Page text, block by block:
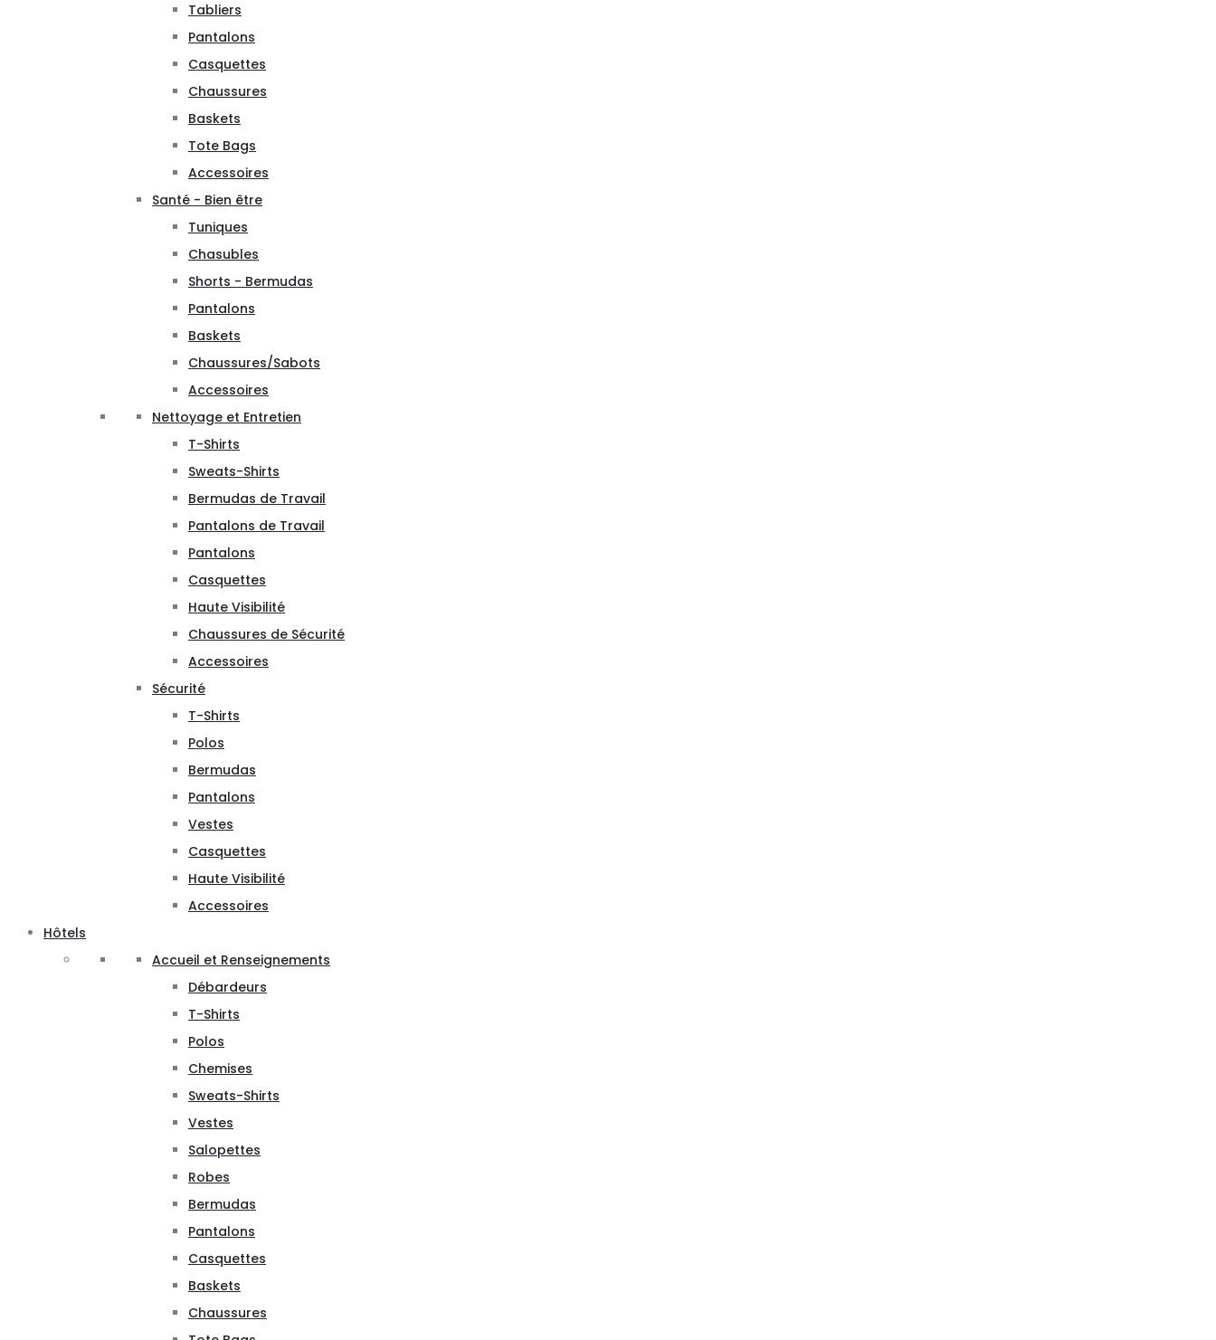
Tabliers
Pantalons
Casquettes
Chaussures
Baskets
Tote Bags
Accessoires
Santé - Bien être
Tuniques
Chasubles
Shorts - Bermudas
Pantalons
Baskets
Chaussures/Sabots
Accessoires
Nettoyage et Entretien
T-Shirts
Sweats-Shirts
Bermudas de Travail
Pantalons de Travail
Pantalons
Casquettes
Haute Visibilité
Chaussures de Sécurité
Accessoires
Sécurité
T-Shirts
Polos
Bermudas
Pantalons
Vestes
Casquettes
Haute Visibilité
Accessoires
Hôtels
Accueil et Renseignements
Débardeurs
T-Shirts
Polos
Chemises
Sweats-Shirts
Vestes
Salopettes
Robes
Bermudas
Pantalons
Casquettes
Baskets
Chaussures